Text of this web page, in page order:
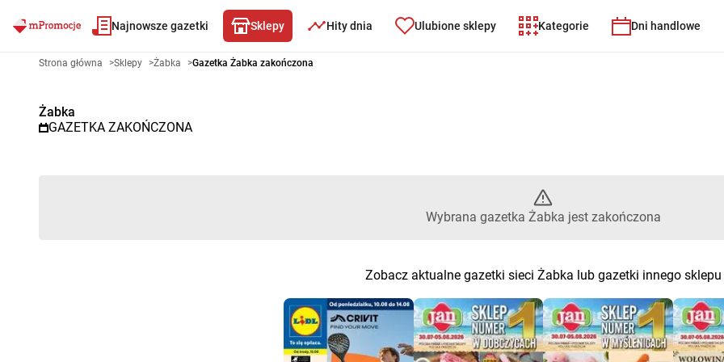
Najnowsze gazetki Sklepy Hity dnia Ulubione sklepy Kategorie Dni handlowe
Gazetka promocyjna Żabka – Wybrana gazetka Żabka jest
Strona główna >Sklepy >Żabka >Gazetka Żabka zakończona
Żabka
GAZETKA ZAKOŃCZONA
Wybrana gazetka Żabka jest zakończona
Zobacz aktualne gazetki sieci Żabka lub gazetki innego sklepu